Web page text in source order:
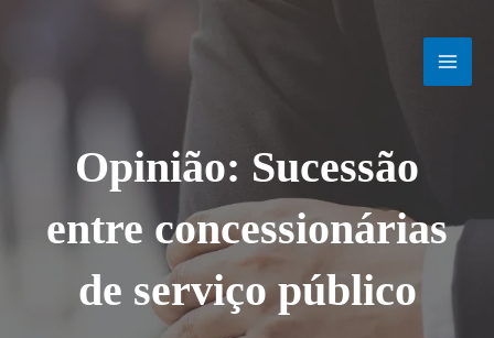
Opinião: Sucessão
entre concessionárias
de serviço público